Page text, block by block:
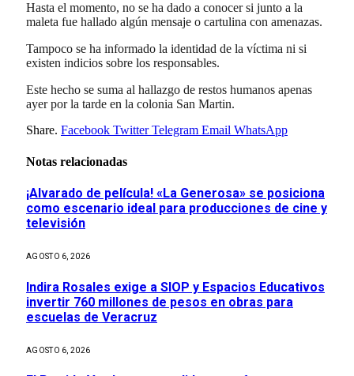
Hasta el momento, no se ha dado a conocer si junto a la
maleta fue hallado algún mensaje o cartulina con amenazas.
Tampoco se ha informado la identidad de la víctima ni si
existen indicios sobre los responsables.
Este hecho se suma al hallazgo de restos humanos apenas
ayer por la tarde en la colonia San Martin.
Share. Facebook Twitter Telegram Email WhatsApp
Notas relacionadas
¡Alvarado de película! «La Generosa» se posiciona
como escenario ideal para producciones de cine y
televisión
AGOSTO 6, 2026
Indira Rosales exige a SIOP y Espacios Educativos
invertir 760 millones de pesos en obras para
escuelas de Veracruz
AGOSTO 6, 2026